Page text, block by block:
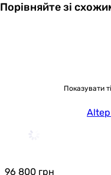
моделі
Очищення
Порівняйте зі
Показувати
96 800 грн